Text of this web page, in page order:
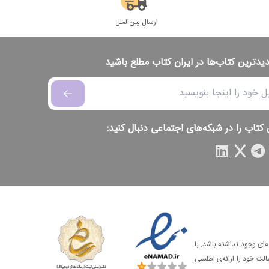
ارسال بین‌الملل
کتاب‌ها در ایران کتاب مطلع باشید
کتاب را در شبکه‌های اجتماعی دنبال کنید:
وجود نداشته باشد. با
خود را ارائه‌ی اطلسی